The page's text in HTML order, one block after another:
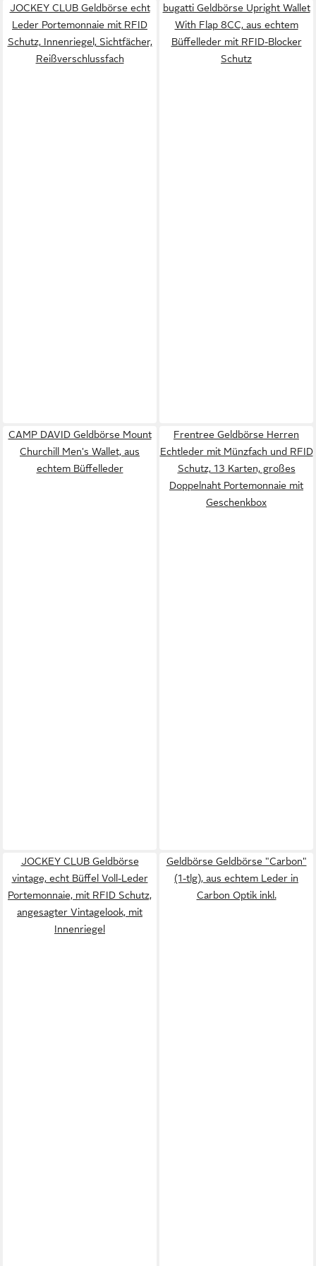
JOCKEY CLUB Geldbörse echt
Leder Portemonnaie mit RFID
Schutz, Innenriegel, Sichtfächer,
Reißverschlussfach
bugatti Geldbörse Upright Wallet
With Flap 8CC, aus echtem
Büffelleder mit RFID-Blocker
Schutz
CAMP DAVID Geldbörse Mount
Churchill Men's Wallet, aus
echtem Büffelleder
Frentree Geldbörse Herren
Echtleder mit Münzfach und RFID
Schutz, 13 Karten, großes
Doppelnaht Portemonnaie mit
Geschenkbox
JOCKEY CLUB Geldbörse
vintage, echt Büffel Voll-Leder
Portemonnaie, mit RFID Schutz,
angesagter Vintagelook, mit
Innenriegel
Geldbörse Geldbörse "Carbon"
(1-tlg), aus echtem Leder in
Carbon Optik inkl.